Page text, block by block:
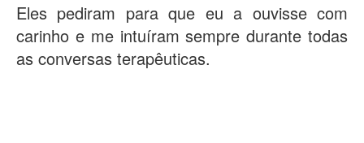
Eles pediram para que eu a ouvisse com
carinho e me intuíram sempre durante todas
as conversas terapêuticas.